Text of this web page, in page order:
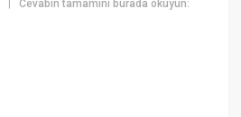
|Cevabın tamamını burada okuyun: